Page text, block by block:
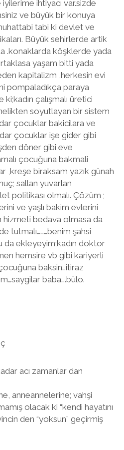
ihtiyacı var.sizde
ve büyük bir konuya
tabi ki devlet ve
Büyük sehirlerde artik
.konaklarda köşklerde yada
yaşam bitti yada
kapitalizm ,herkesin evi
pompaladıkça paraya
çalışmalı üretici
soyutlayan bir sistem
çocuklar bakicilara ve
çocuklar işe gider gibi
döner gibi eve
çocuğuna bakmali
,kreşe biraksam yazık günah
sallan yuvarlan
politikası olmalı. Çözüm ;
ve yaşlı bakim evlerini
bedava olmasa da
tutmalı………benim şahsi
da ekleyeyim;kadın doktor
hemsire vb gibi kariyerli
baksin…itiraz
baba….bülo.
acı zamanlar dan
anneannelerine; vahşi
olacak ki “kendi hayatını
den “yoksun” geçirmiş